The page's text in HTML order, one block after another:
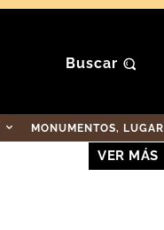
Buscar
MONUMENTOS,
VER MÁS